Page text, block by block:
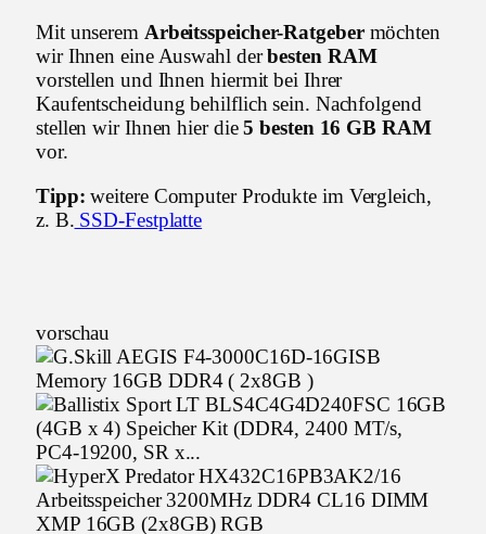
Mit unserem Arbeitsspeicher-Ratgebermöchten
wir Ihnen eine Auswahl derbesten RAM
vorstellen und Ihnen hiermit bei Ihrer
Kaufentscheidung behilflich sein. Nachfolgend
stellen wir Ihnen hier die5 besten 16 GB RAM
vor.
Tipp: weitere Computer Produkte im Vergleich,
z. B. SSD-Festplatte
vorschau